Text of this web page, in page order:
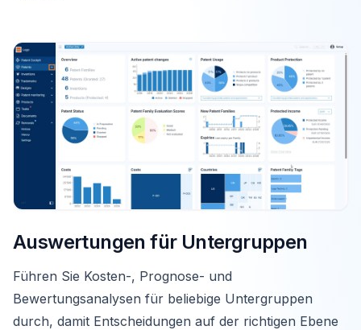
Auswertungen für Untergruppen
Führen Sie Kosten-, Prognose- und
Bewertungsanalysen für beliebige Untergruppen
durch, damit Entscheidungen auf der richtigen Ebene